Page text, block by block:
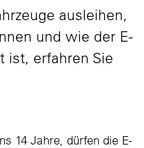
ausleihen,
und wie der E-
ist, erfahren Sie
14 Jahre, dürfen die E-